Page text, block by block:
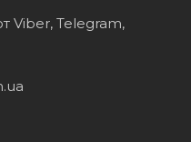
Viber, Telegram,